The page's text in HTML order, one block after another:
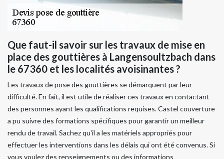
Que faut-il savoir sur les travaux de mise en
place des gouttières à Langensoultzbach dans
le 67360 et les localités avoisinantes ?
Les travaux de pose des gouttières se démarquent par leur
difficulté. En fait, il est utile de réaliser ces travaux en contactant
des personnes ayant les qualifications requises. Castel couverture
a pu suivre des formations spécifiques pour garantir un meilleur
rendu de travail. Sachez qu'il a les matériels appropriés pour
effectuer les interventions dans les délais qui ont été convenus. Si
vous voulez des renseignements ou des informations